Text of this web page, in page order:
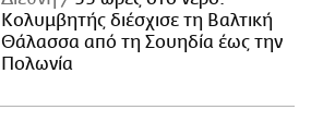
Κολυμβητής διέσχισε τη Βαλτική
Θάλασσα από τη Σουηδία έως την
Πολωνία